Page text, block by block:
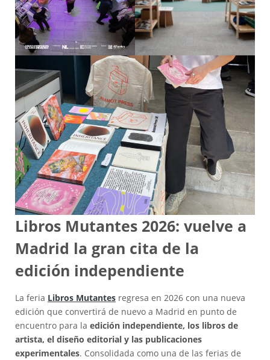
Libros Mutantes 2026: vuelve a
Madrid la gran cita de la
edición independiente
La feria Libros Mutantes regresa en 2026 con una nueva
edición que convertirá de nuevo a Madrid en punto de
encuentro para la edición independiente, los libros de
artista, el diseño editorial y las publicaciones
experimentales. Consolidada como una de las ferias de